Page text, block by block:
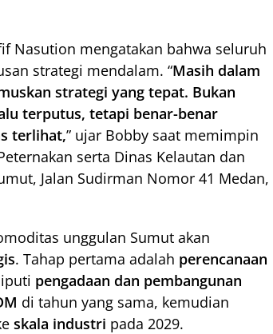
Nasution mengatakan bahwa seluruh
strategi mendalam. “Masih dalam
strategi yang tepat. Bukan
terputus, tetapi benar-benar
terlihat,” ujar Bobby saat memimpin
serta Dinas Kelautan dan
Jalan Sudirman Nomor 41 Medan,
unggulan Sumut akan
. Tahap pertama adalah perencanaan
pengadaan dan pembangunan
di tahun yang sama, kemudian
skala industri pada 2029.